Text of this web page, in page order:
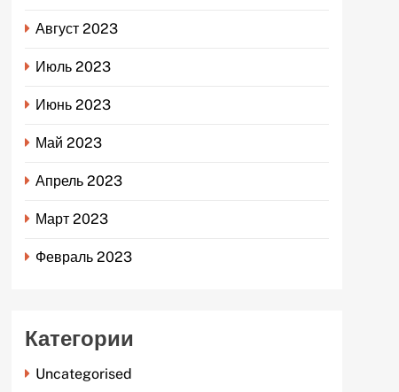
Август 2023
Июль 2023
Июнь 2023
Май 2023
Апрель 2023
Март 2023
Февраль 2023
Категории
Uncategorised